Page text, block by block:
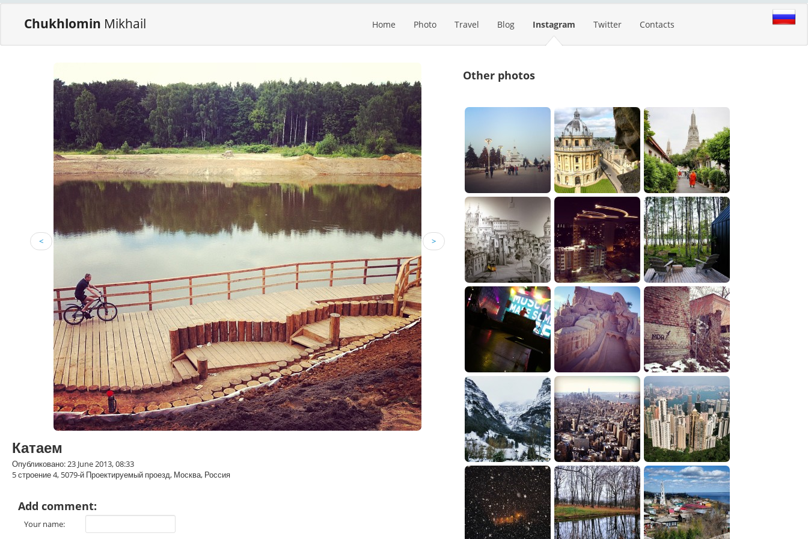
Chukhlomin Mikhail Home Photo Travel Blog Instagram Twitter Contacts
< >
Катаем
Опубликовано: 23 June 2013, 08:33
5 строение 4, 5079-й Проектируемый проезд, Москва, Россия
Add comment:
Your name:
Other photos